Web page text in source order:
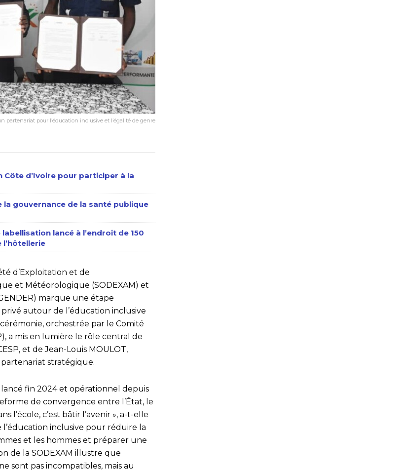
partenariat pour l’éducation inclusive et l’égalité de genre
Côte d’Ivoire pour participer à la
la gouvernance de la santé publique
lancé à l’endroit de 150
d’Exploitation et de
et Météorologique (SODEXAM) et
marque une étape
autour de l’éducation inclusive
orchestrée par le Comité
a mis en lumière le rôle central de
et de Jean-Louis MOULOT,
partenariat stratégique.
lancé fin 2024 et opérationnel depuis
de convergence entre l’État, le
l’école, c’est bâtir l’avenir », a-t-elle
inclusive pour réduire la
et les hommes et préparer une
de la SODEXAM illustre que
sont pas incompatibles, mais au